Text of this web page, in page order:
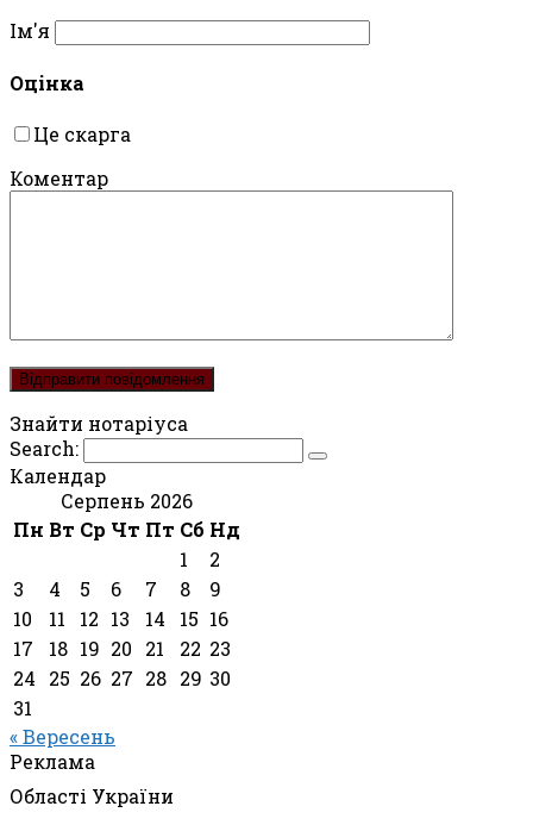
Ім'я
Оцінка
Це скарга
Коментар
Знайти нотаріуса
Search:
Календар
Серпень 2026
Пн Вт Ср Чт Пт Сб Нд
1
2
3
4 5 6 7 8
9
10
11 12 13 14 15 16
17
18 19 20 21 22 23
24
25 26 27 28 29 30
31
« Вересень
Реклама
Області України